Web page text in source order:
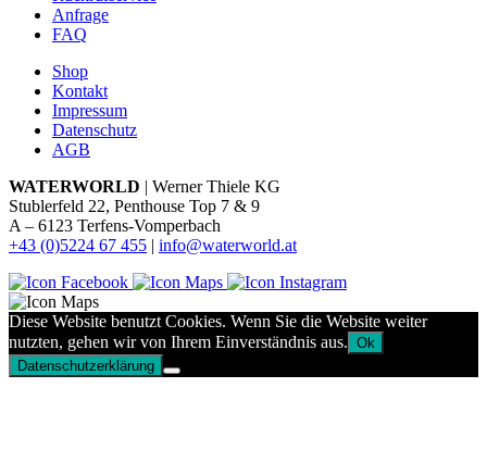
Anfrage
FAQ
Shop
Kontakt
Impressum
Datenschutz
AGB
WATERWORLD | Werner Thiele KG
Stublerfeld 22, Penthouse Top 7 & 9
A – 6123 Terfens-Vomperbach
+43 (0)5224 67 455 | info@waterworld.at
Diese Website benutzt Cookies. Wenn Sie die Website weiter
nutzten, gehen wir von Ihrem Einverständnis aus. Ok
Datenschutzerklärung